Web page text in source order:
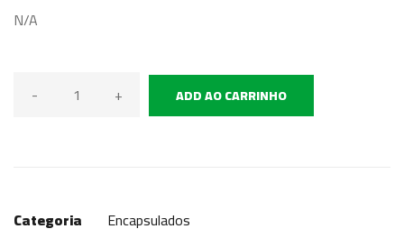
N/A
- + ADD AO CARRINHO
Categoria
Encapsulados